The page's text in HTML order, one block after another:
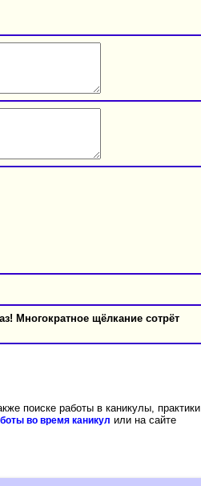
Многократное щёлкание сотрёт
поиске работы в каникулы, практики
во время каникул или на сайте